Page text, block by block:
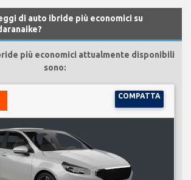
di auto ibride più economici su
più economici attualmente disponibili
sono:
COMPATTA